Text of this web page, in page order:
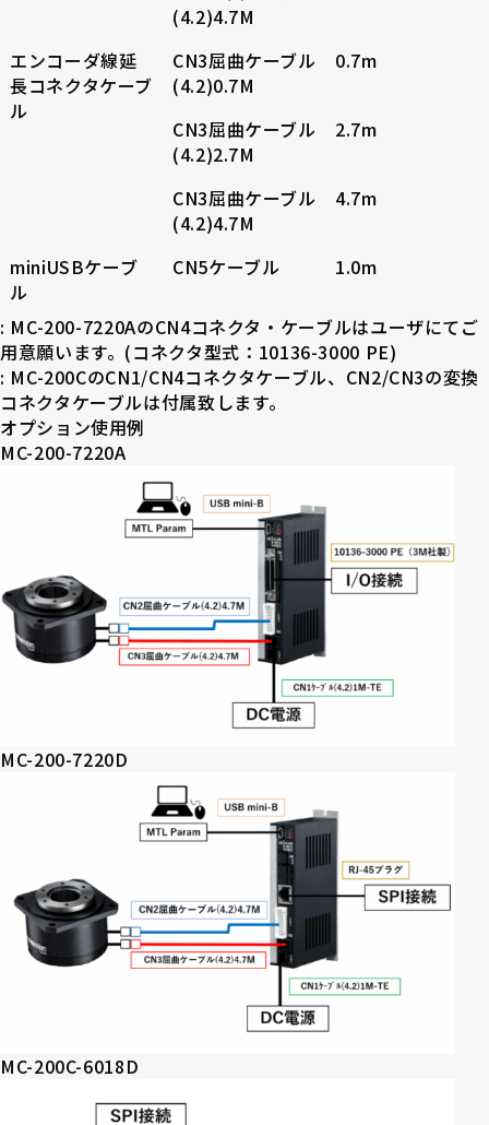
(4.2)4.7M
エンコーダ線延
長コネクタケーブ
ル
CN3屈曲ケーブル
(4.2)0.7M
0.7m
CN3屈曲ケーブル
(4.2)2.7M
2.7m
CN3屈曲ケーブル
(4.2)4.7M
4.7m
miniUSBケーブ
ル
CN5ケーブル 1.0m
: MC-200-7220AのCN4コネクタ・ケーブルはユーザにてご
用意願います。(コネクタ型式：10136-3000 PE)
: MC-200CのCN1/CN4コネクタケーブル、CN2/CN3の変換
コネクタケーブルは付属致します。
オプション使用例
MC-200-7220A
MC-200-7220D
MC-200C-6018D